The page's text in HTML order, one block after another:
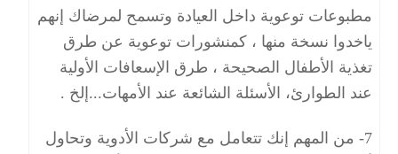
مطبوعات توعوية داخل العيادة وتسمح لمرضاك إنهم
ياخدوا نسخة منها ، كمنشورات توعوية عن طرق
تغذية الأطفال الصحيحة ، طرق الإسعافات الأولية
عند الطوارئ، الأسئلة الشائعة عند الأمهات...إلخ .
7- من المهم إنك تتعامل مع شركات الأدوية وتحاول